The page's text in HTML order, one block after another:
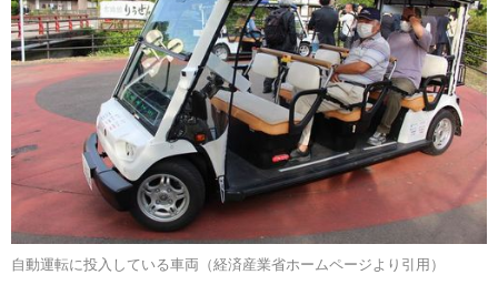
自動運転に投入している車両（経済産業省ホームページより引用）